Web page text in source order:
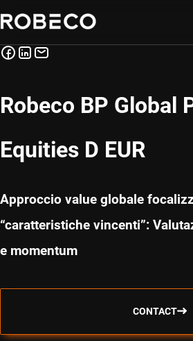
Robeco BP Global
Equities D EUR
Approccio value globale
“caratteristiche vincenti”:
e momentum
CONTACT